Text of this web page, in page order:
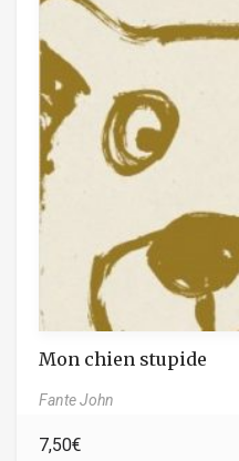
Mon chien stupide
Fante John
7,50€